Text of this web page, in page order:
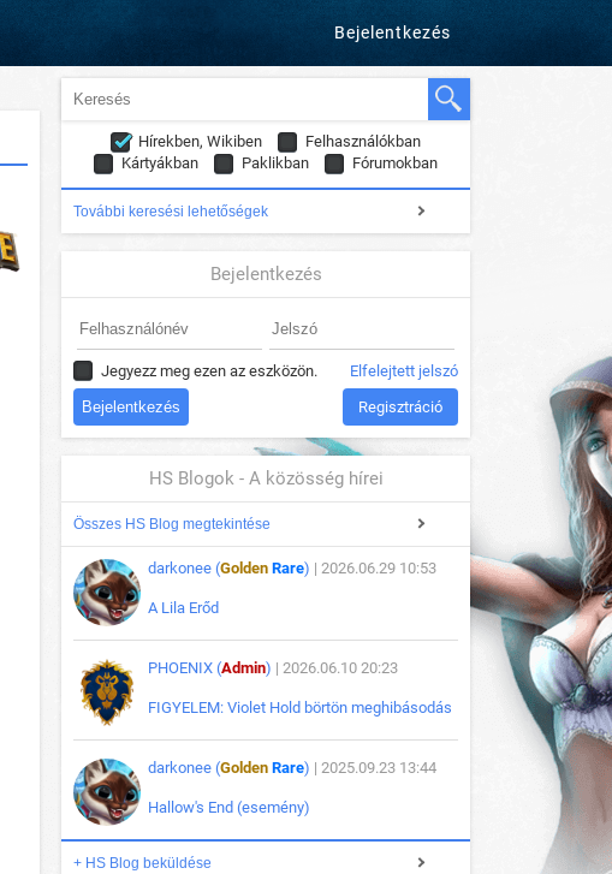
Bejelentkezés
Hírekben, Wikiben
Felhasználókban
Kártyákban
Paklikban Fórumokban
További keresési lehetőségek
Bejelentkezés
Jegyezz meg ezen az eszközön. Elfelejtett jelszó
Regisztráció
HS Blogok - A közösség hírei
Összes HS Blog megtekintése
darkonee (Golden Rare) | 2026.06.29 10:53
A Lila Erőd
PHOENIX (Admin) | 2026.06.10 20:23
FIGYELEM: Violet Hold börtön meghibásodás
darkonee (Golden Rare) | 2025.09.23 13:44
Hallow's End (esemény)
+ HS Blog beküldése